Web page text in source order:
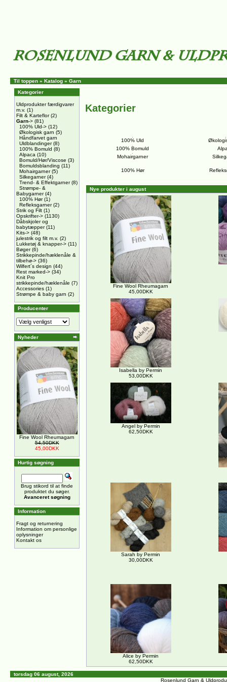
Til toppen » Katalog » Garn
Kategorier
Uldprodukter færdigvarer
m.v. (1)
Filt & Karteflor(2)
Garn-> (81)
100% Uld-> (12)
Økologisk garn (5)
Håndfarvet garn
Uldblandinger(8)
100% Bomuld (8)
Alpaca (10)
Bomuld/Hør/Viscose (3)
Bomuldsblanding (11)
Mohairgarner(5)
Silkegarner(4)
Trend- & Effektgarner(8)
Strømpe- &
Babygarner(4)
100% Hør(1)
Refleksgarner(2)
Strik og Filt (1)
Opskrifter-> (1130)
Dåbskjoler og
babytæpper(11)
Kits-> (48)
julestrik og filt m.v. (2)
Lukketøj & knapper-> (11)
Bøger(6)
Strikkepinde/hæklenåle &
tilbehø-> (36)
Wilfert´s design (44)
Rest marked-> (34)
Knit Pro
strikkepinde/hæklenåle (7)
Accessories (1)
Strømpe & baby garn (2)
Producenter
Nyheder
Fine Wool Rheumagarn
54,50DKK
45,00DKK
Hurtig søgning
Brug stikord til at finde
produktet du søger.
Avanceret søgning
Information
Fragt og returnering
Information om personlige
oplysninger
Kontakt os
Kategorier
100% Uld
100% Bomuld
Mohairgarner
100% Hør
Nye produkter i august
Fine Wool Rheumagarn
45,00DKK
Isabella by Permin
53,00DKK
Angel by Permin
62,50DKK
Sarah by Permin
30,00DKK
Alice by Permin
62,50DKK
torsdag 06 august, 2026
Rosenlund Garn &